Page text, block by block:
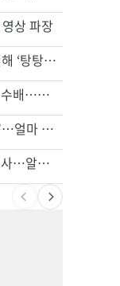
상 파장
“내 딸 건드렸지” 성폭행범 유인해 ‘탕탕’…아빠의 복수 결말
'14년째 도피' 한인 간호사 공개 수배…메디케어 사기 유죄
엄마 성폭행한 “사람 좋은 장씨”…얼마 뒤 딸 배도 불러왔다
응급실서 폭력 환자 제압한 간호사…알고 보니